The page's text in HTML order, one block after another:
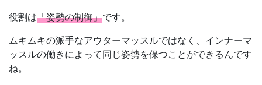
役割は「姿勢の制御」です。
ムキムキの派手なアウターマッスルではなく、インナーマ
ッスルの働きによって同じ姿勢を保つことができるんです
ね。